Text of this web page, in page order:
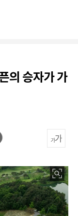
의 승자가 가